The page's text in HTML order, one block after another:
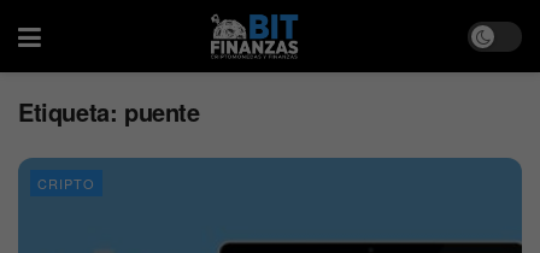
Etiqueta: puente
CRIPTO